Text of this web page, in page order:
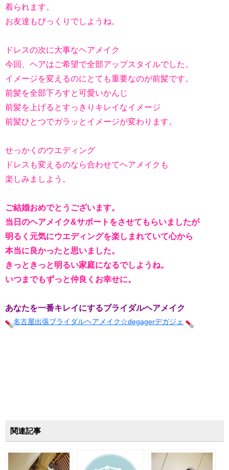
着られます。
お友達もびっくりでしようね。
ドレスの次に大事なヘアメイク
今回、ヘアはご希望で全部アップスタイルでした。
イメージを変えるのにとても重要なのが前髪です。
前髪を全部下ろすと可愛いかんじ
前髪を上げるとすっきりキレイなイメージ
前髪ひとつでガラッとイメージが変わります。
せっかくのウエディング
ドレスも変えるのなら合わせてヘアメイクも
楽しみましよう。
ご結婚おめでとうございます。
当日のヘアメイク&サポートをさせてもらいましたが
明るく元気にウエディングを楽しまれていて心から
本当に良かったと思いました。
きっときっと明るい家庭になるでしようね。
いつまでもずっと仲良くお幸せに。
あなたを一番キレイにするブライダルヘアメイク
名古屋出張ブライダルヘアメイク☆degagerデガジェ
関連記事